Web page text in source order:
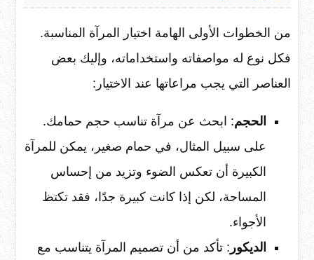
من الخطوات الأولى الهامة اختيار المرآة المناسبة.
فكل نوع له مواصفاته واستخداماته، وإليك بعض
العناصر التي يجب مراعاتها عند الاختيار:
الحجم: ابحث عن مرآة تناسب حجم حمامك.
على سبيل المثال، في حمام صغير، يمكن للمرآة
الكبيرة أن تعكس الضوء وتزيد من إحساس
المساحة، لكن إذا كانت كبيرة جدًا، فقد تكتظ
الأجواء.
الديكور : تأكد من أن تصميم المرآة يتناسب مع